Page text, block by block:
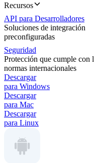
Recursos
API para Desarrolladores
Soluciones de integración
preconfiguradas
Seguridad
Protección que cumple con
normas internacionales
Descargar
para Windows
Descargar
para Mac
Descargar
para Linux